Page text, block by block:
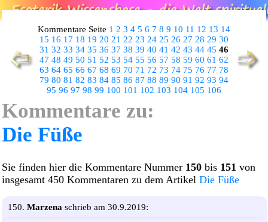
Kommentare Seite 1 2 3 4 5 6 7 8 9 10 11 12 13 14
15 16 17 18 19 20 21 22 23 24 25 26 27 28 29 30
31 32 33 34 35 36 37 38 39 40 41 42 43 44 45 46
47 48 49 50 51 52 53 54 55 56 57 58 59 60 61 62
63 64 65 66 67 68 69 70 71 72 73 74 75 76 77 78
79 80 81 82 83 84 85 86 87 88 89 90 91 92 93 94
95 96 97 98 99 100 101 102 103 104 105 106
Kommentare zu:
Die Füße
Sie finden hier die Kommentare Nummer 150 bis 151 von
insgesamt 450 Kommentaren zu dem Artikel Die Füße
150. Marzena schrieb am 30.9.2019: